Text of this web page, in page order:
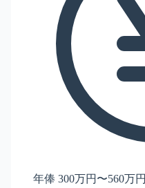
年俸 300万円〜560万円